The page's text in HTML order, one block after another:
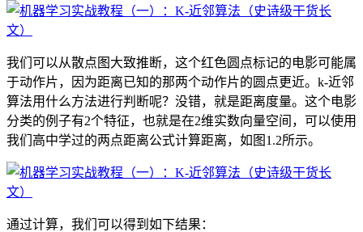
我们可以从散点图大致推断，这个红色圆点标记的电影可能属
于动作片，因为距离已知的那两个动作片的圆点更近。k-近邻
算法用什么方法进行判断呢？没错，就是距离度量。这个电影
分类的例子有2个特征，也就是在2维实数向量空间，可以使用
我们高中学过的两点距离公式计算距离，如图1.2所示。
通过计算，我们可以得到如下结果：